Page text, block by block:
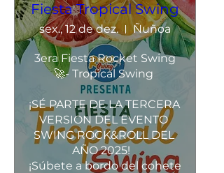
Fiesta Tropical Swing
sex., 12 de dez. Ñuñoa
3era Fiesta Rocket Swing
🚀- Tropical Swing
¡SÉ PARTE DE LA TERCERA
VERSION DEL EVENTO
SWING ROCK&ROLL DEL
AÑO 2025!
¡Súbete a bordo del cohete